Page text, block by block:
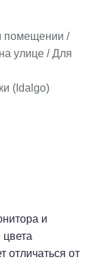
помещении /
улице / Для
(Idalgo)
и
цвета
отличаться от